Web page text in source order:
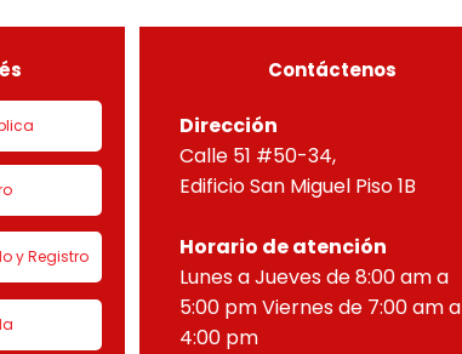
HORIZONTAL, correspondien
y Registro
Contáctenos
Dirección
Calle 51 #50-34,
Edificio San Miguel Piso 1B
Horario de atención
Lunes a Jueves de 8:00 am a
5:00 pm Viernes de 7:00 am a
4:00 pm